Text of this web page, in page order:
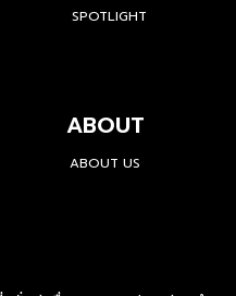
SPOTLIGHT
ABOUT
ABOUT US